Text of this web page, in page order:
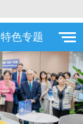
特色专题